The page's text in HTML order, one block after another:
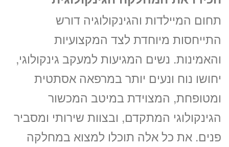
תחום המיילדות והגינקולוגיה דורש
התייחסות מיוחדת לצד המקצועיות
והאמינות. נשים המגיעות למעקב גינקולוגי,
יחושו נוח ונעים יותר במרפאה אסתטית
ומטופחת, המצוידת במיטב המכשור
הגינקולוגי המתקדם, ובצוות שירותי ומסביר
פנים. את כל אלה תוכלו למצוא במחלקה